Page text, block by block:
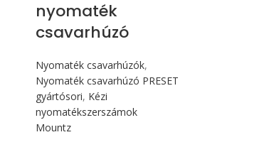
nyomaték
csavarhúzó
Nyomaték csavarhúzók,
Nyomaték csavarhúzó PRESET
gyártósori, Kézi
nyomatékszerszámok
Mountz